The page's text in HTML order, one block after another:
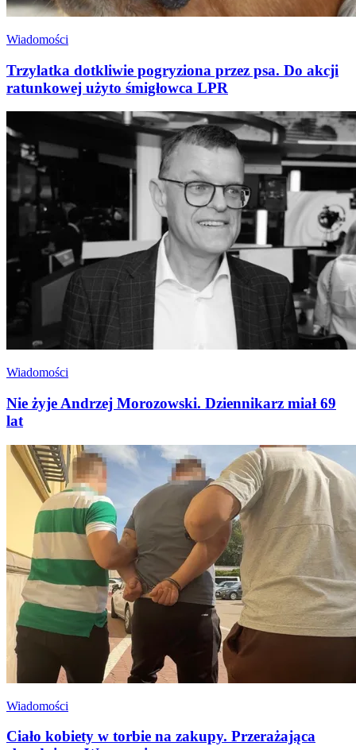
Wiadomości
Trzylatka dotkliwie pogryziona przez psa. Do akcji
ratunkowej użyto śmigłowca LPR
Wiadomości
Nie żyje Andrzej Morozowski. Dziennikarz miał 69
lat
Wiadomości
Ciało kobiety w torbie na zakupy. Przerażająca